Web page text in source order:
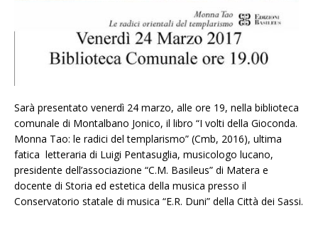
Sarà presentato venerdì 24 marzo, alle ore 19, nella biblioteca
comunale di Montalbano Jonico, il libro “I volti della Gioconda.
Monna Tao: le radici del templarismo” (Cmb, 2016), ultima
fatica letteraria di Luigi Pentasuglia, musicologo lucano,
presidente dell’associazione “C.M. Basileus” di Matera e
docente di Storia ed estetica della musica presso il
Conservatorio statale di musica “E.R. Duni” della Città dei Sassi.